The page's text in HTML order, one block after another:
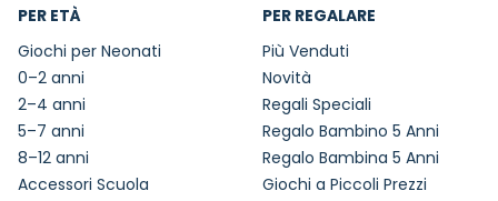
PER ETÀ
Giochi per Neonati
0–2 anni
2–4 anni
5–7 anni
8–12 anni
Accessori Scuola
PER REGALARE
Più Venduti
Novità
Regali Speciali
Regalo Bambino 5 Anni
Regalo Bambina 5 Anni
Giochi a Piccoli Prezzi